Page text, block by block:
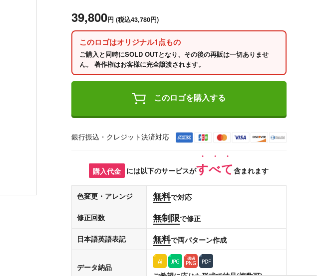
39,800円 (税込43,780円)
このロゴはオリジナル1点もの
ご購入と同時にSOLD OUTとなり、その後の再販は一切ありませ
ん。 著作権はお客様に完全譲渡されます。
このロゴを購入する
銀行振込・クレジット決済対応
購入代金 には以下のサービスがすべて含まれます
色変更・アレンジ 無料で対応
修正回数 無制限で修正
日本語英語表記 無料で両パターン作成
データ納品